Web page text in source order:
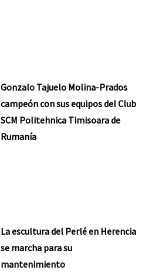
Gonzalo Tajuelo Molina-Prados
campeón con sus equipos del Club
SCM Politehnica Timisoara de
Rumanía
La escultura del Perlé en Herencia
se marcha para su
mantenimiento